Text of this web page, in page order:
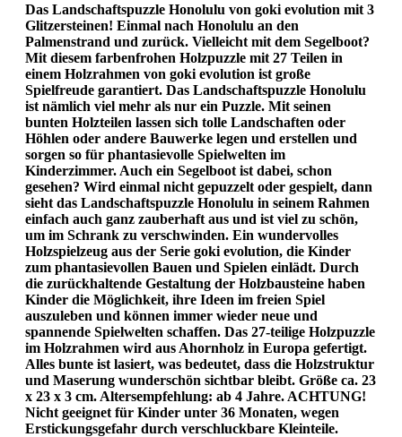
Das Landschaftspuzzle Honolulu von goki evolution mit 3
Glitzersteinen! Einmal nach Honolulu an den
Palmenstrand und zurück. Vielleicht mit dem Segelboot?
Mit diesem farbenfrohen Holzpuzzle mit 27 Teilen in
einem Holzrahmen von goki evolution ist große
Spielfreude garantiert. Das Landschaftspuzzle Honolulu
ist nämlich viel mehr als nur ein Puzzle. Mit seinen
bunten Holzteilen lassen sich tolle Landschaften oder
Höhlen oder andere Bauwerke legen und erstellen und
sorgen so für phantasievolle Spielwelten im
Kinderzimmer. Auch ein Segelboot ist dabei, schon
gesehen? Wird einmal nicht gepuzzelt oder gespielt, dann
sieht das Landschaftspuzzle Honolulu in seinem Rahmen
einfach auch ganz zauberhaft aus und ist viel zu schön,
um im Schrank zu verschwinden. Ein wundervolles
Holzspielzeug aus der Serie goki evolution, die Kinder
zum phantasievollen Bauen und Spielen einlädt. Durch
die zurückhaltende Gestaltung der Holzbausteine haben
Kinder die Möglichkeit, ihre Ideen im freien Spiel
auszuleben und können immer wieder neue und
spannende Spielwelten schaffen. Das 27-teilige Holzpuzzle
im Holzrahmen wird aus Ahornholz in Europa gefertigt.
Alles bunte ist lasiert, was bedeutet, dass die Holzstruktur
und Maserung wunderschön sichtbar bleibt. Größe ca. 23
x 23 x 3 cm. Altersempfehlung: ab 4 Jahre. ACHTUNG!
Nicht geeignet für Kinder unter 36 Monaten, wegen
Erstickungsgefahr durch verschluckbare Kleinteile.